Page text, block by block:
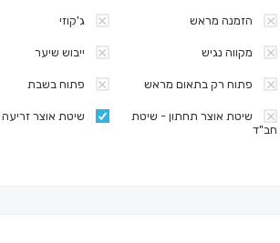
ג'קוזי הזמנה מראש
ייבוש שיער מקווה נגיש
פתוח בשבת פתוח רק בתאום מראש
שיטת אוצר זריעה
שיטת אוצר תחתון - שיטת
חב"ד